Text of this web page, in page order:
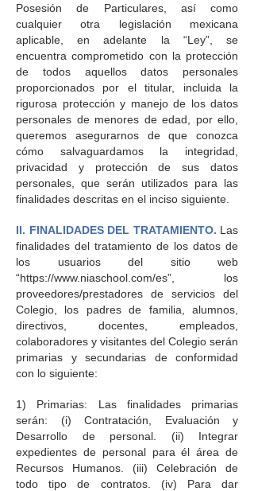
Posesión de Particulares, así como
cualquier otra legislación mexicana
aplicable, en adelante la “Ley”, se
encuentra comprometido con la protección
de todos aquellos datos personales
proporcionados por el titular, incluida la
rigurosa protección y manejo de los datos
personales de menores de edad, por ello,
queremos asegurarnos de que conozca
cómo salvaguardamos la integridad,
privacidad y protección de sus datos
personales, que serán utilizados para las
finalidades descritas en el inciso siguiente.
II. FINALIDADES DEL TRATAMIENTO. Las
finalidades del tratamiento de los datos de
los usuarios del sitio web
“https://www.niaschool.com/es”,
los
proveedores/prestadores de servicios del
Colegio, los padres de familia, alumnos,
directivos, docentes, empleados,
colaboradores y visitantes del Colegio serán
primarias y secundarias de conformidad
con lo siguiente:
1) Primarias: Las finalidades primarias
serán: (i) Contratación, Evaluación y
Desarrollo de personal. (ii) Integrar
expedientes de personal para él área de
Recursos Humanos. (iii) Celebración de
todo tipo de contratos. (iv) Para dar